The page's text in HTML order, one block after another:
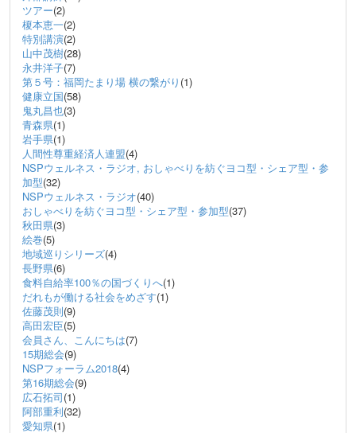
ツアー(2)
榎本恵一(2)
特別講演(2)
山中茂樹(28)
永井洋子(7)
第５号：福岡たまり場 横の繋がり (1)
健康立国(58)
鬼丸昌也(3)
青森県(1)
岩手県(1)
人間性尊重経済人連盟(4)
NSPウェルネス・ラジオ, おしゃべりを紡ぐヨコ型・シェア型・参
加型(32)
NSPウェルネス・ラジオ(40)
おしゃべりを紡ぐヨコ型・シェア型・参加型(37)
秋田県(3)
絵巻(5)
地域巡りシリーズ(4)
長野県(6)
食料自給率100％の国づくりへ(1)
だれもが働ける社会をめざす(1)
佐藤茂則(9)
高田宏臣(5)
会員さん、こんにちは(7)
15期総会(9)
NSPフォーラム2018(4)
第16期総会(9)
広石拓司(1)
阿部重利(32)
愛知県(1)